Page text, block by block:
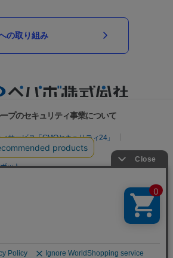
の取り組み
プのセキュリティ事業について
サービス「GMOセキュリティ24」
イトリスク診断
ット
Security）